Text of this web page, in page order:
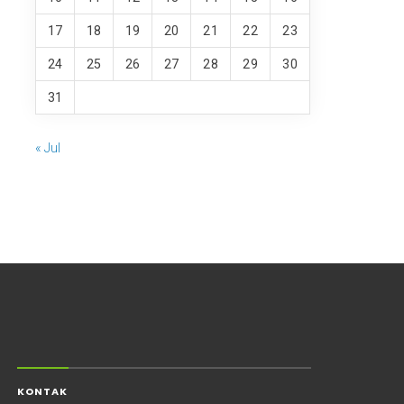
17 18 19 20 21 22 23
24 25 26 27 28 29 30
31
« Jul
KONTAK